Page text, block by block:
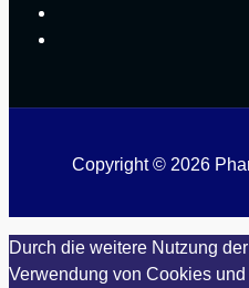
Copyright © 2026
Durch die weitere Nutzung
Verwendung von Cookies